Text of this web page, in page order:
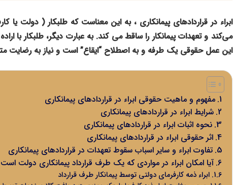
ابراء در قراردادهای پیمانکاری ، به این معناست که طلبکار ( دولت
می‌کند و تعهدات پیمانکار را ساقط می کند. به عبارت دیگر، طلبکار با
این عمل حقوقی یک ‌طرفه و به اصطلاح “ایقاع” است و نیاز به رضایت
مفهوم و ماهیت حقوقی ابراء در قراردادهای پیمانکاری
شرایط ابراء در قراردادهای پیمانکاری
نحوه اثبات ابراء در قراردادهای پیمانکاری
اثر حقوقی ابراء در قراردادهای پیمانکاری
تفاوت ابراء و سایر اسباب سقوط تعهدات در قراردادهای پیمانکاری
آیا امکان ابراء در مواردی که یک طرف قرارداد پیمانکاری دولت
ابراء ذمه کارفرمای دولتی توسط پیمانکار طرف قرارداد